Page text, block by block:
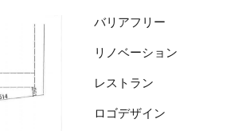
バリアフリー
リノベーション
レストラン
ロゴデザイン